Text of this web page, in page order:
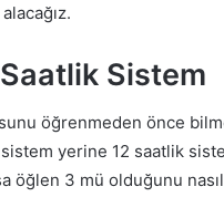
Sistem
öğrenmeden önce
yerine 12 saatlik
öğlen 3 mü olduğunu